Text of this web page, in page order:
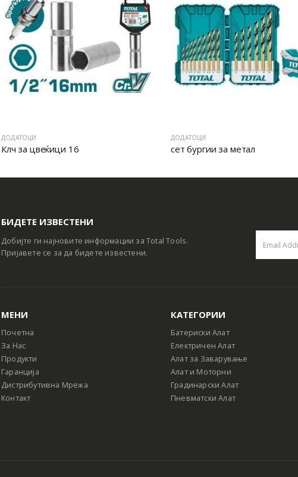
ДОДАТОЦИ
Клч за цвеќици 16
ДОДАТОЦИ
сет бургии за метал
БИДЕТЕ ИЗВЕСТЕНИ
Добијте ги најновите информации за Total Tools.
Пријавете се за да бидете известени.
МЕНИ
Почетна
За Нас
Продукти
Гаранција
Дистрибутивна Мрежа
Контакт
КАТЕГОРИИ
Батериски Алат
Електричен Алат
Алат за Заварување
Алат и Моторни
Градинарски Алат
Пневматски Алат